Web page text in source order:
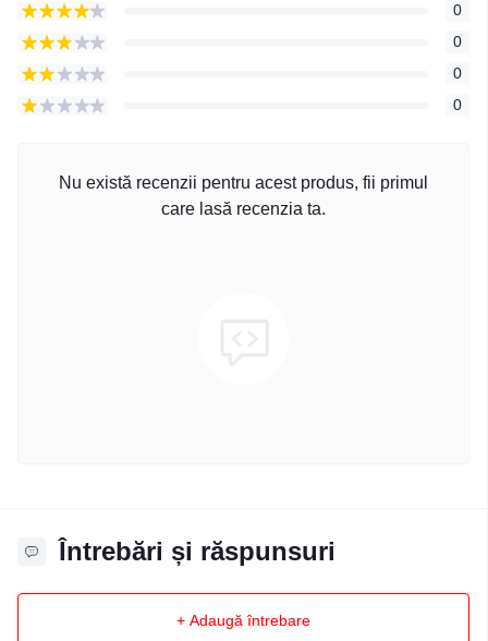
0
0
0
0
Nu există recenzii pentru acest produs, fii primul
care lasă recenzia ta.
Întrebări și răspunsuri
+ Adaugă întrebare